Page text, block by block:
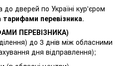
дверей по Україні кур'єром
тарифами перевізника.
ПЕРЕВІЗНИКА)
до 3 днів між обласними
дня відправлення);